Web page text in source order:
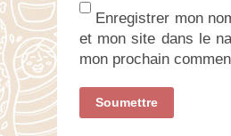
Enregistrer mon
et mon site dans le
mon prochain